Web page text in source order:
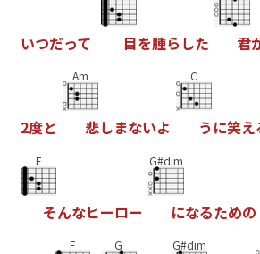
いつだって 目を腫ら した 君
2度と
Am
悲しまないよ
C
う に笑え
F
そんなヒーロー
G#dim
になるための
F G G#dim